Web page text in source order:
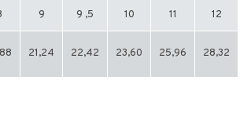
9 9 ,5 10 11 12
21,24 22,42 23,60 25,96 28,32